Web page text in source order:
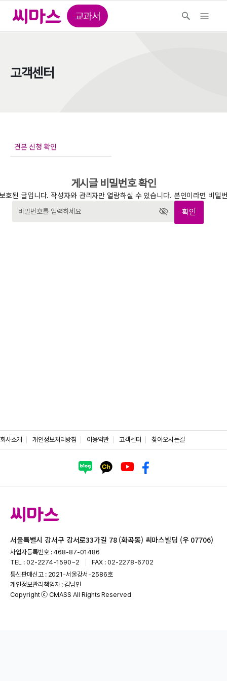
교과서
고객센터
게시글 비밀번호 확인
호된 글입니다. 작성자와 관리자만 열람하실 수 있습니다. 본인이라면 비밀
확인
회사소개 개인정보처리방침 이용약관 고객센터 찾아오시는길
서울특별시 강서구 강서로33가길 78 (화곡동) 씨마스빌딩 (우 07706)
사업자등록번호 : 468-87-01486
TEL : 02-2274-1590~2
FAX : 02-2278-6702
통신판매신고 : 2021-서울강서-2586호
개인정보관리책임자 : 김남인
Copyright ⓒ CMASS All Rights Reserved